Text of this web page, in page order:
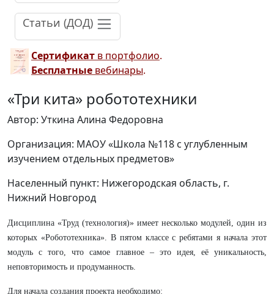
Статьи (ДОД)
Сертификат в портфолио.
Бесплатные вебинары.
«Три кита» робототехники
Автор: Уткина Алина Федоровна
Организация: МАОУ «Школа №118 с углубленным
изучением отдельных предметов»
Населенный пункт: Нижегородская область, г.
Нижний Новгород
Дисциплина «Труд (технология)» имеет несколько модулей, один из
которых «Робототехника». В пятом классе с ребятами я начала этот
модуль с того, что самое главное – это идея, её уникальность,
неповторимость и продуманность.
Для начала создания проекта необходимо: